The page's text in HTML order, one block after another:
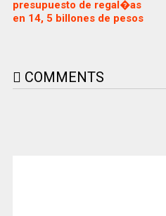
presupuesto de regal�as
en 14, 5 billones de pesos
COMMENTS